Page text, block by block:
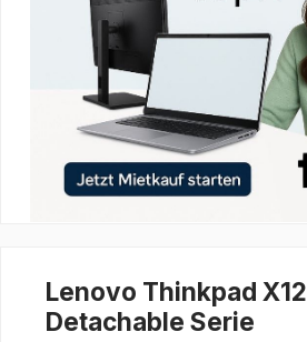
Lenovo Thinkpad X12
Detachable Serie